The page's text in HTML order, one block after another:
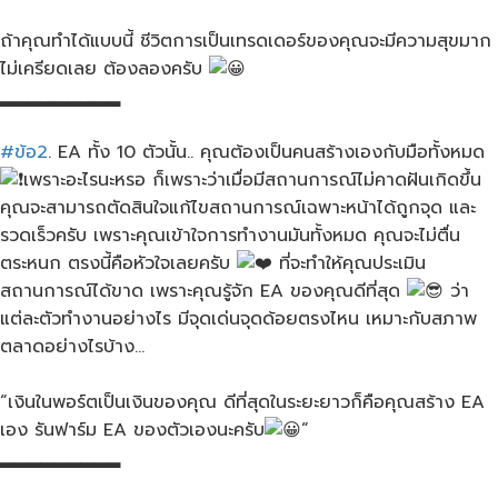
ถ้าคุณทำได้แบบนี้ ชีวิตการเป็นเทรดเดอร์ของคุณจะมีความสุขมาก
ไม่เครียดเลย ต้องลองครับ​
▂▂▂▂▂▂▂▂▂
#ข้อ2. EA​ ทั้ง​ 10 ตัว​นั้น.. คุณต้องเป็นคนสร้างเองกับมือทั้งหมด
เพราะอะไรนะหรอ ก็เพราะว่าเมื่อมีสถานการณ์ไม่คาดฝัน​เกิดขึ้น​
คุณจะสามารถตัดสินใจแก้ไขสถานการณ์เฉพาะหน้าได้ถูกจุด​ และ
รวดเร็วครับ เพราะคุณเข้าใจการทำงานมันทั้งหมด คุณจะไม่ตื่น
ตระหนก ตรงนี้คือหัวใจเลยครับ​
ที่จะทำให้คุณประเมิน
สถานการณ์ได้ขาด​ เพราะคุณรู้จัก EA ของคุณดีที่สุด
ว่า
แต่ละตัวทำงานอย่างไร มีจุดเด่นจุดด้อยตรงไหน เหมาะกับสภาพ
ตลาดอย่างไรบ้าง…
“เงินในพอร์ตเป็นเงินของคุณ ดีที่สุดในระยะยาวก็คือคุณสร้าง EA
เอง​ รัน​ฟาร์ม​ EA​ ของตัวเองนะครับ​
“
▂▂▂▂▂▂▂▂▂